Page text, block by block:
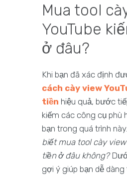
Mua tool
YouTube
ở đâu?
Khi bạn đã xác định
cách cày view
tiền hiệu quả, bước
kiếm các công cụ phù
bạn trong quá trình
biết mua tool cày view
tiền ở đâu không?
gợi ý giúp bạn dễ